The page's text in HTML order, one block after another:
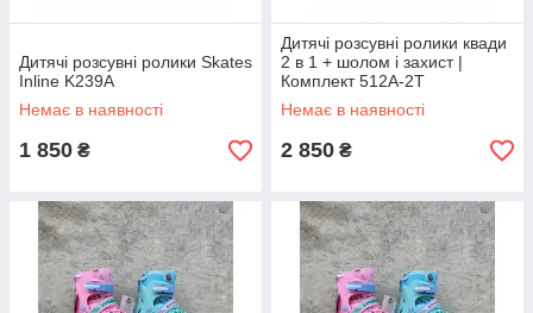
Дитячі розсувні ролики Skates
Inline K239A
Немає в наявності
1 850 ₴
Дитячі розсувні ролики квади
2 в 1 + шолом і захист |
Комплект 512A-2T
Немає в наявності
2 850 ₴